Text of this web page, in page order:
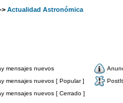
-> Actualidad Astronómica
mensajes nuevos
mensajes nuevos [ Popular ]
PostIt
mensajes nuevos [ Cerrado ]